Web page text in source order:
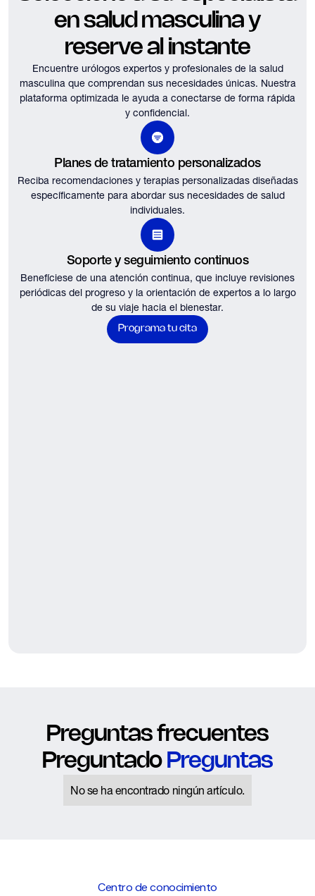
en salud masculina y
reserve al instante
Encuentre urólogos expertos y profesionales de la salud
masculina que comprendan sus necesidades únicas. Nuestra
plataforma optimizada le ayuda a conectarse de forma rápida
y confidencial.
Planes de tratamiento personalizados
Reciba recomendaciones y terapias personalizadas diseñadas
específicamente para abordar sus necesidades de salud
individuales.
Soporte y seguimiento continuos
Benefíciese de una atención continua, que incluye revisiones
periódicas del progreso y la orientación de expertos a lo largo
de su viaje hacia el bienestar.
Programa tu cita
Preguntas frecuentes
Preguntado Preguntas
No se ha encontrado ningún artículo.
Centro de conocimiento